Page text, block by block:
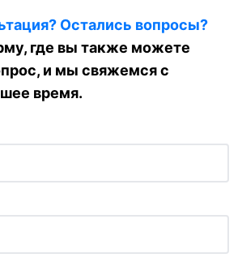
Остались вопросы?
где вы также можете
и мы свяжемся с
время.